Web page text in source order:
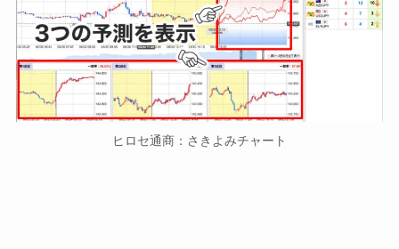
ヒロセ通商：さきよみチャート